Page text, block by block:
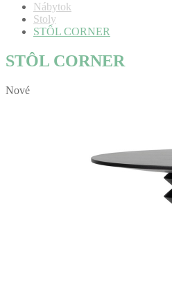
Nábytok
Stoly
STÔL CORNER
STÔL CORNER
Nové